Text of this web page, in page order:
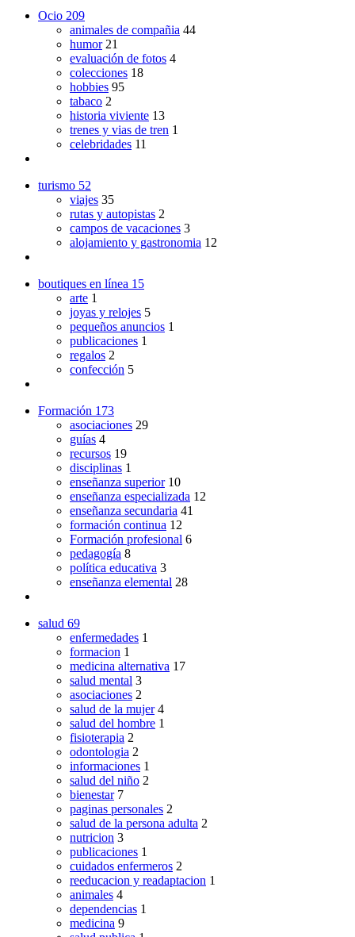
Ocio 209
animales de compañia 44
humor 21
evaluación de fotos 4
colecciones 18
hobbies 95
tabaco 2
historia viviente 13
trenes y vias de tren 1
celebridades 11
turismo 52
viajes 35
rutas y autopistas 2
campos de vacaciones 3
alojamiento y gastronomia 12
boutiques en línea 15
arte 1
joyas y relojes 5
pequeños anuncios 1
publicaciones 1
regalos 2
confección 5
Formación 173
asociaciones 29
guías 4
recursos 19
disciplinas 1
enseñanza superior 10
enseñanza especializada 12
enseñanza secundaria 41
formación continua 12
Formación profesional 6
pedagogía 8
política educativa 3
enseñanza elemental 28
salud 69
enfermedades 1
formacion 1
medicina alternativa 17
salud mental 3
asociaciones 2
salud de la mujer 4
salud del hombre 1
fisioterapia 2
odontologia 2
informaciones 1
salud del niño 2
bienestar 7
paginas personales 2
salud de la persona adulta 2
nutricion 3
publicaciones 1
cuidados enfermeros 2
reeducacion y readaptacion 1
animales 4
dependencias 1
medicina 9